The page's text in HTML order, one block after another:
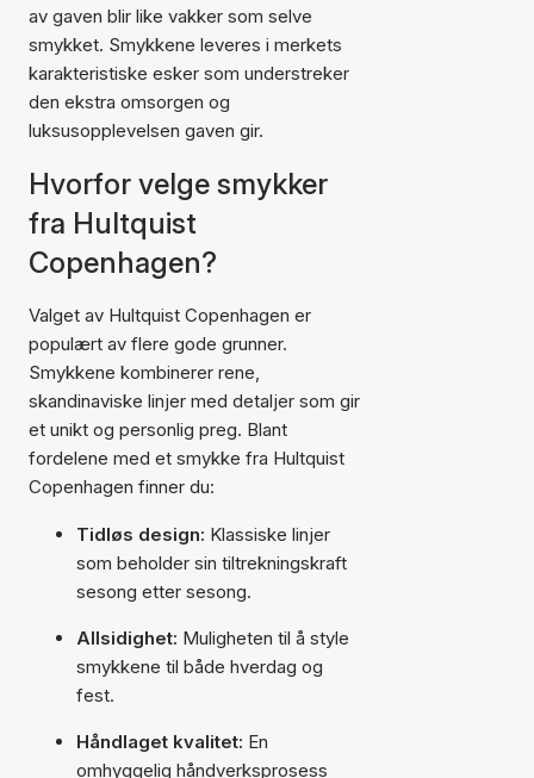
av gaven blir like vakker som selve
smykket. Smykkene leveres i merkets
karakteristiske esker som understreker
den ekstra omsorgen og
luksusopplevelsen gaven gir.
Hvorfor velge smykker
fra Hultquist
Copenhagen?
Valget av Hultquist Copenhagen er
populært av flere gode grunner.
Smykkene kombinerer rene,
skandinaviske linjer med detaljer som gir
et unikt og personlig preg. Blant
fordelene med et smykke fra Hultquist
Copenhagen finner du:
Tidløs design: Klassiske linjer
som beholder sin tiltrekningskraft
sesong etter sesong.
Allsidighet: Muligheten til å style
smykkene til både hverdag og
fest.
Håndlaget kvalitet: En
omhyggelig håndverksprosess